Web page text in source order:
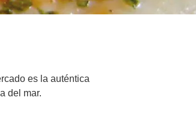
es la auténtica
del mar.